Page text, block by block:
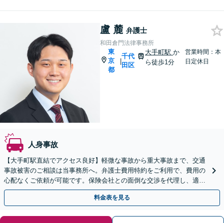
盧 麓 弁護士
和田倉門法律事務所
東
京
都
|
千代
田区
大手町駅か
ら徒歩1分
営業時間：本
日定休日
人身事故
【大手町駅直結でアクセス良好】軽微な事故から重大事故まで、交通
事故被害のご相談は当事務所へ。弁護士費用特約をご利用で、費用の
心配なくご依頼が可能です。保険会社との面倒な交渉を代理し、適切
な賠償獲得を目指します。【日本語・中国語対応可能】
料金表を見る